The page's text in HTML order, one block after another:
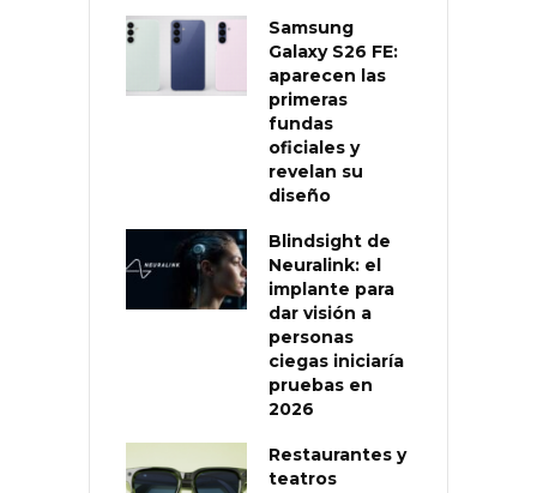
Samsung
Galaxy S26 FE:
aparecen las
primeras
fundas
oficiales y
revelan su
diseño
Blindsight de
Neuralink: el
implante para
dar visión a
personas
ciegas iniciaría
pruebas en
2026
Restaurantes y
teatros